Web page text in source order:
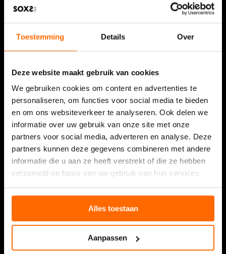
Toestemming Details Over
Deze website maakt gebruik van cookies
We gebruiken cookies om content en advertenties te
personaliseren, om functies voor social media te bieden
en om ons websiteverkeer te analyseren. Ook delen we
informatie over uw gebruik van onze site met onze
partners voor social media, adverteren en analyse. Deze
partners kunnen deze gegevens combineren met andere
informatie die u aan ze heeft verstrekt of die ze hebben
verzameld op basis van uw gebruik van hun services.
Alles toestaan
Aanpassen
Lies die Erfahrungsberichte
Shop
Damensocken
Herrensocken
Kindersocken
Babysokken
Duo
Specials
Mein Kundenkonto
Häufig gestellte fragen